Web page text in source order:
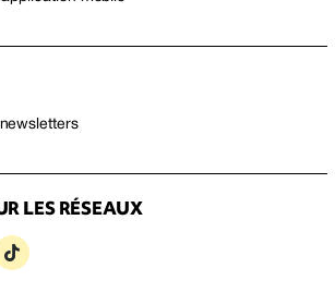
LES RÉSEAUX